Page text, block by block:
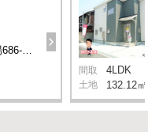
間取 4LDK
土地 132.12㎡